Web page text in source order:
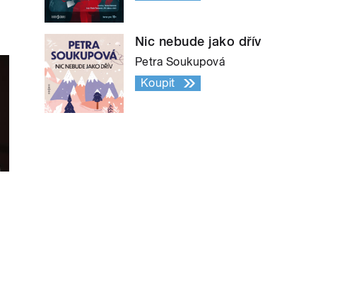
Nic nebude jako dřív
Petra Soukupová
Koupit